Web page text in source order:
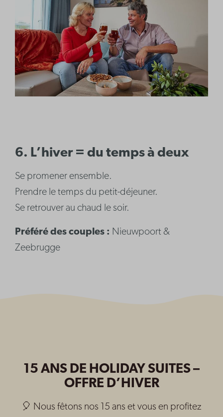
6. L’hiver = du temps à deux
Se promener ensemble.
Prendre le temps du petit-déjeuner.
Se retrouver au chaud le soir.
Préféré des couples : Nieuwpoort &
Zeebrugge
15 ANS DE HOLIDAY SUITES –
OFFRE D’HIVER
🎈 Nous fêtons nos 15 ans et vous en profitez